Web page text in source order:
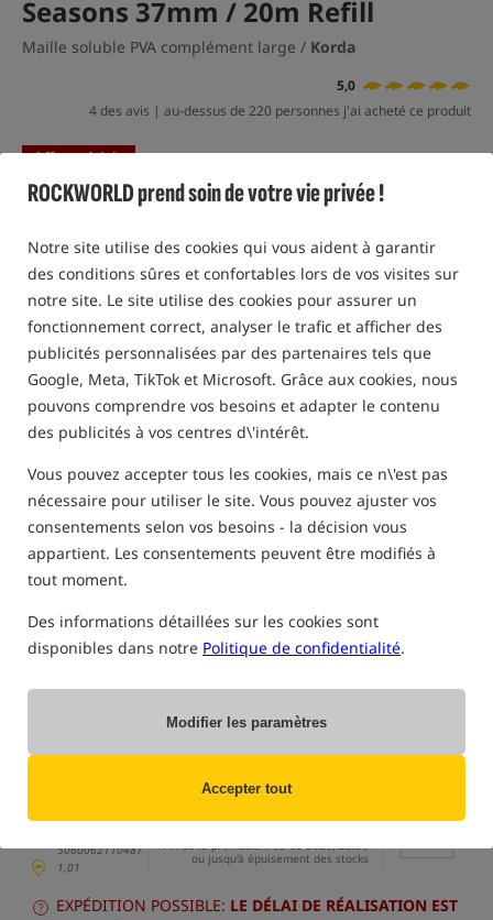
ROCKWORLD prend soin de votre vie privée !
Notre site utilise des cookies qui vous aident à garantir
des conditions sûres et confortables lors de vos visites sur
notre site. Le site utilise des cookies pour assurer un
fonctionnement correct, analyser le trafic et afficher des
publicités personnalisées par des partenaires tels que
Google, Meta, TikTok et Microsoft. Grâce aux cookies, nous
pouvons comprendre vos besoins et adapter le contenu
des publicités à vos centres d\'intérêt.
Vous pouvez accepter tous les cookies, mais ce n\'est pas
nécessaire pour utiliser le site. Vous pouvez ajuster vos
consentements selon vos besoins - la décision vous
appartient. Les consentements peuvent être modifiés à
tout moment.
Des informations détaillées sur les cookies sont
disponibles dans notre Politique de confidentialité.
Modifier les paramètres
Accepter tout
Seasons 37mm / 20m Refill
Maille soluble PVA complément large / Korda
5,0
4 des avis | au-dessus de 220 personnes j'ai acheté ce produit
Offre spéciale
uniquement des produits dansnotre entrepôt
sélectionnée)
5060062110487
1,01
Liste des prix
Fin de la promotion: 09-08-2026, 23:59
ou jusqu'à épuisement des stocks
EXPÉDITION POSSIBLE: LE DÉLAI DE RÉALISATION EST